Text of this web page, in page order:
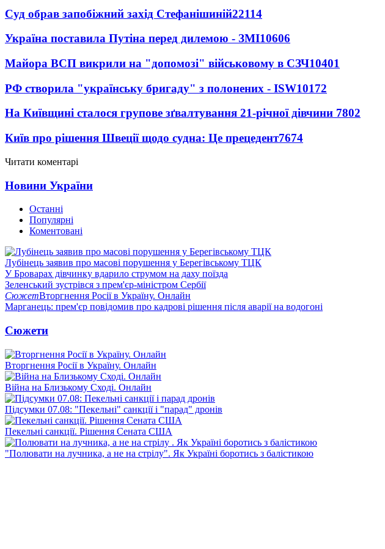
Суд обрав запобіжний захід Стефанішиній22114
Україна поставила Путіна перед дилемою - ЗМІ10606
Майора ВСП викрили на "допомозі" військовому в СЗЧ10401
РФ створила "українську бригаду" з полонених - ISW10172
На Київщині сталося групове зґвалтування 21-річної дівчини 7802
Київ про рішення Швеції щодо судна: Це прецедент7674
Читати коментарі
Новини України
Останні
Популярні
Коментовані
Лубінець заявив про масові порушення у Берегівському ТЦК
У Броварах дівчинку вдарило струмом на даху поїзда
Зеленський зустрівся з прем'єр-міністром Сербії
СюжетВторгнення Росії в Україну. Онлайн
Марганець: прем'єр повідомив про кадрові рішення після аварії на водогоні
Сюжети
Вторгнення Росії в Україну. Онлайн
Війна на Близькому Сході. Онлайн
Підсумки 07.08: "Пекельні" санкції і "парад" дронів
Пекельні санкції. Рішення Сената США
"Полювати на лучника, а не на стрілу". Як Україні боротись з балістикою